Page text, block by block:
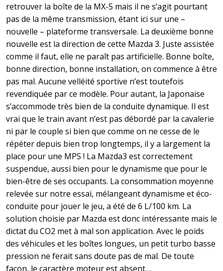
retrouver la boîte de la MX-5 mais il ne s’agit pourtant
pas de la même transmission, étant ici sur une –
nouvelle – plateforme transversale. La deuxième bonne
nouvelle est la direction de cette Mazda 3. Juste assistée
comme il faut, elle ne paraît pas artificielle. Bonne boîte,
bonne direction, bonne installation, on commence à être
pas mal. Aucune velléité sportive n’est toutefois
revendiquée par ce modèle. Pour autant, la Japonaise
s’accommode très bien de la conduite dynamique. Il est
vrai que le train avant n’est pas débordé par la cavalerie
ni par le couple si bien que comme on ne cesse de le
répéter depuis bien trop longtemps, il y a largement la
place pour une MPS ! La Mazda3 est correctement
suspendue, aussi bien pour le dynamisme que pour le
bien-être de ses occupants. La consommation moyenne
relevée sur notre essai, mélangeant dynamisme et éco-
conduite pour jouer le jeu, a été de 6 L/100 km. La
solution choisie par Mazda est donc intéressante mais le
dictat du CO2 met à mal son application. Avec le poids
des véhicules et les boîtes longues, un petit turbo basse
pression ne ferait sans doute pas de mal. De toute
façon, le caractère moteur est absent…